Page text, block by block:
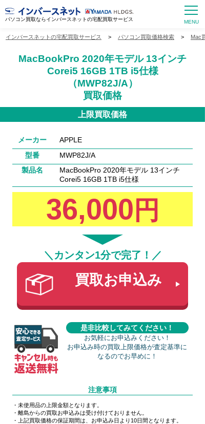
パソコン買取ならインバースネットの宅配買取サービス
インバースネットの宅配買取サービス > パソコン買取価格検索 > Mac
MacBookPro 2020年モデル 13インチ
Corei5 16GB 1TB i5仕様
（MWP82J/A）
買取価格
上限買取価格
メーカー
APPLE
型番
MWP82J/A
製品名
MacBookPro 2020年モデル 13インチ
Corei5 16GB 1TB i5仕様
36,000 円
＼カンタン1分で完了！／
買取お申込み
是非比較してみてください！
お気軽にお申込みください！
お申込み時の買取上限価格が査定基準に
なるのでお早めに！
注意事項
・未使用品の上限金額となります。
・離島からの買取お申込みは受け付けておりません。
・上記買取価格の保証期間は、お申込み日より10日間となります。